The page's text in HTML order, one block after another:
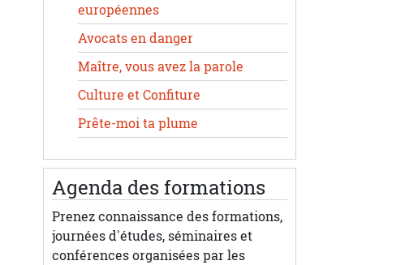
européennes
Avocats en danger
Maître, vous avez la parole
Culture et Confiture
Prête-moi ta plume
Agenda des formations
Prenez connaissance des formations,
journées d'études, séminaires et
conférences organisées par les